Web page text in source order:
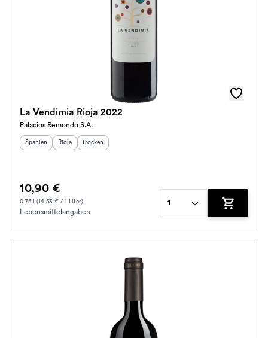
La Vendimia Rioja 2022
Palacios Remondo S.A.
Herkunftsland:
Spanien Herkunftsregion:
Rioja Geschmack
trocken
10,90 €
0.75 l (14.53 € / 1 Liter)
Lebensmittelangaben
1
Zum